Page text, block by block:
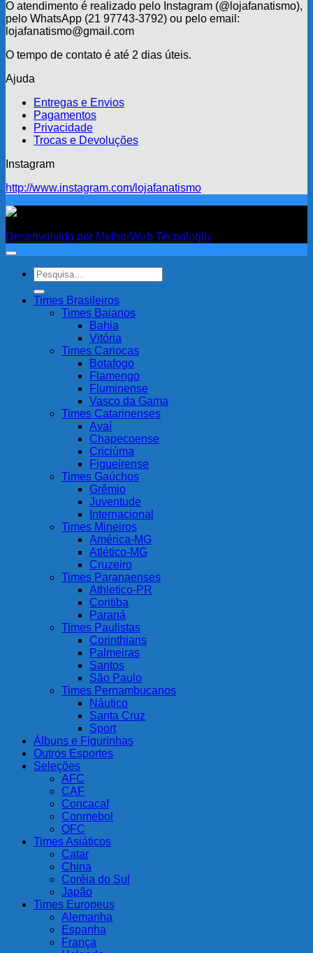
O atendimento é realizado pelo Instagram (@lojafanatismo),
pelo WhatsApp (21 97743-3792) ou pelo email:
lojafanatismo@gmail.com
O tempo de contato é até 2 dias úteis.
Ajuda
Entregas e Envios
Pagamentos
Privacidade
Trocas e Devoluções
Instagram
http://www.instagram.com/lojafanatismo
Desenvolvido por MelhorWeb Tecnologia
Pesquisar
por:
Times Brasileiros
Times Baianos
Bahia
Vitória
Times Cariocas
Botafogo
Flamengo
Fluminense
Vasco da Gama
Times Catarinenses
Avaí
Chapecoense
Criciúma
Figueirense
Times Gaúchos
Grêmio
Juventude
Internacional
Times Mineiros
América-MG
Atlético-MG
Cruzeiro
Times Paranaenses
Athletico-PR
Coritiba
Paraná
Times Paulistas
Corinthians
Palmeiras
Santos
São Paulo
Times Pernambucanos
Náutico
Santa Cruz
Sport
Álbuns e Figurinhas
Outros Esportes
Seleções
AFC
CAF
Concacaf
Conmebol
OFC
Times Asiáticos
Catar
China
Coréia do Sul
Japão
Times Europeus
Alemanha
Espanha
França